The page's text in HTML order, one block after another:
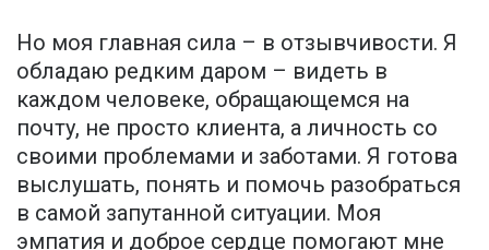
Но моя главная сила – в отзывчивости. Я
обладаю редким даром – видеть в
каждом человеке, обращающемся на
почту, не просто клиента, а личность со
своими проблемами и заботами. Я готова
выслушать, понять и помочь разобраться
в самой запутанной ситуации. Моя
эмпатия и доброе сердце помогают мне